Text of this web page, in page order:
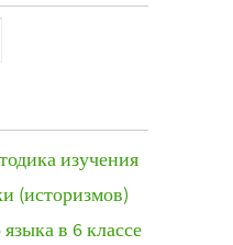
изучения
(историзмов)
в 6 классе